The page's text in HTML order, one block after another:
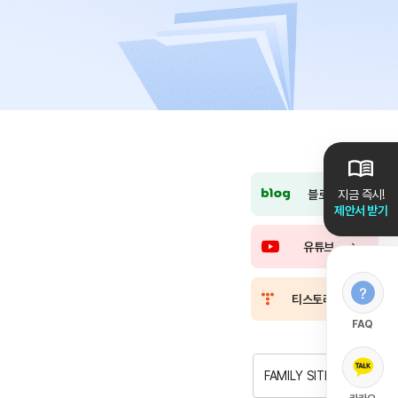
지금 즉시!
제안서 받기
FAQ
블로그
유튜브
티스토리
FAMILY SITE